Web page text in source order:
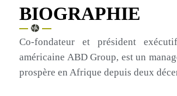
BIOGRAPHIE
Co-fondateur et président
américaine ABD Group, est un
prospère en Afrique depuis deux